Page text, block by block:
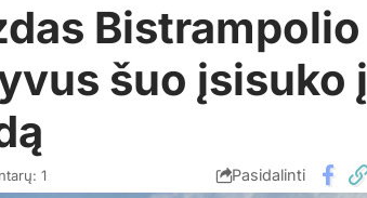
Bistrampolio
šuo įsisuko į
1 Pasidalinti